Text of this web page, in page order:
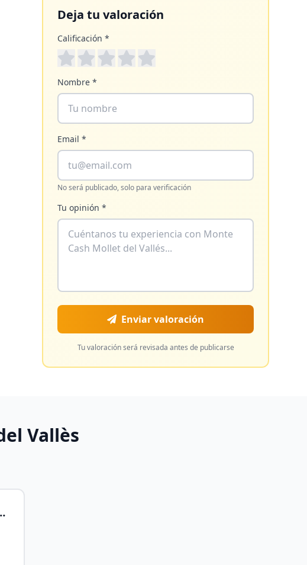
Deja tu valoración
Calificación *
Nombre *
Email *
No será publicado, solo para verificación
Tu opinión *
Enviar valoración
Tu valoración será revisada antes de publicarse
Vallès
del Vallés